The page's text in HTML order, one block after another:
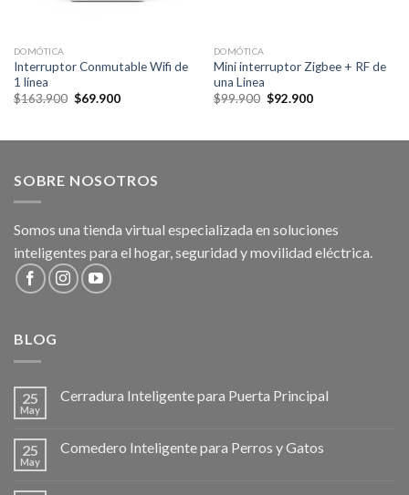
DOMÓTICA
Interruptor Conmutable Wifi de
1 línea
$163.900 Original
$69.900Current
DOMÓTICA
Mini interruptor Zigbee + RF de
una Linea
$99.900 Original
$92.900Current
SOBRE NOSOTROS
Somos una tienda virtual especializada en soluciones
inteligentes para el hogar, seguridad y movilidad eléctrica.
BLOG
25
May
Cerradura Inteligente para Puerta Principal
25
May
Comedero Inteligente para Perros y Gatos